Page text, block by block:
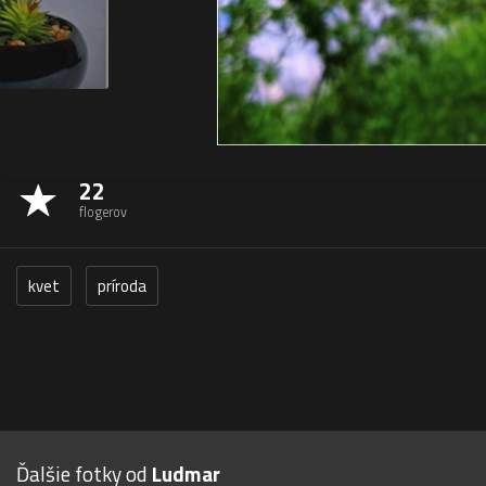
22
flogerov
kvet príroda
Ďalšie fotky od Ludmar